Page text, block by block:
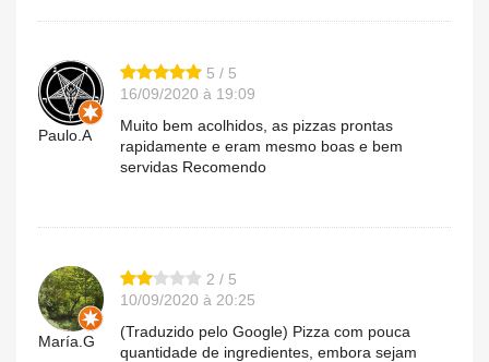
Paulo.A
5 / 5
16/09/2020 à 19:09
Muito bem acolhidos, as pizzas prontas
rapidamente e eram mesmo boas e bem
servidas Recomendo
María.G
2 / 5
10/09/2020 à 20:25
(Traduzido pelo Google) Pizza com pouca
quantidade de ingredientes, embora sejam